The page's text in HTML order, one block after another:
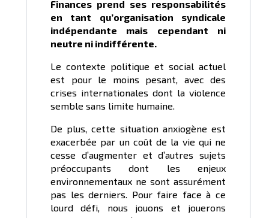
Finances prend ses responsabilités
en tant qu’organisation syndicale
indépendante mais cependant ni
neutre ni indifférente.
Le contexte politique et social actuel
est pour le moins pesant, avec des
crises internationales dont la violence
semble sans limite humaine.
De plus, cette situation anxiogène est
exacerbée par un coût de la vie qui ne
cesse d’augmenter et d’autres sujets
préoccupants dont les enjeux
environnementaux ne sont assurément
pas les derniers. Pour faire face à ce
lourd défi, nous jouons et jouerons